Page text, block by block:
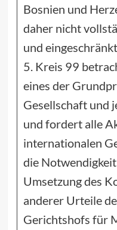
Bosnien und
daher nicht
und
5. Kreis 99
eines der
Gesellschaft und
und fordert alle
internationalen
die
Umsetzung des
anderer Urteile
Gerichtshofs für